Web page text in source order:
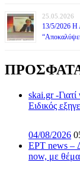
25.05.2026
13/5/2026 Η
skai.gr -
Ειδικός
04/08/2026
ΕΡΤ news –
now, με